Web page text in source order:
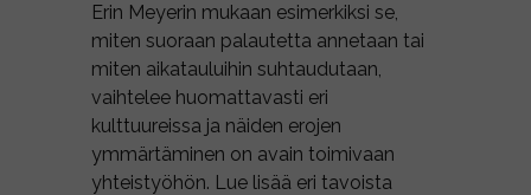
Erin Meyerin mukaan esimerkiksi se,
miten suoraan palautetta annetaan tai
miten aikatauluihin suhtaudutaan,
vaihtelee huomattavasti eri
kulttuureissa ja näiden erojen
ymmärtäminen on avain toimivaan
yhteistyöhön. Lue lisää eri tavoista